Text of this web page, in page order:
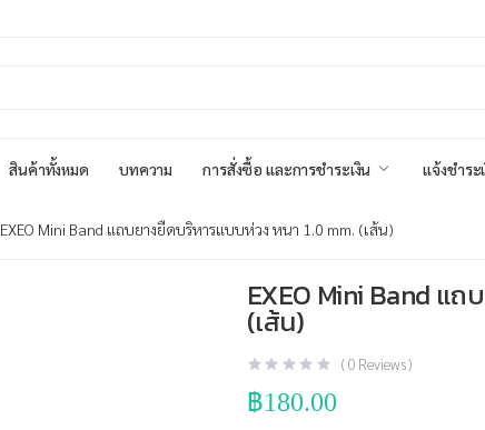
สินค้าทั้งหมด บทความ การสั่งซื้อ และการชำระเงิน แจ้งชำระ
EXEO Mini Band แถบยางยืดบริหารแบบห่วง หนา 1.0 mm. (เส้น)
EXEO Mini Band แ
(เส้น)
(0 Reviews )
฿180.00